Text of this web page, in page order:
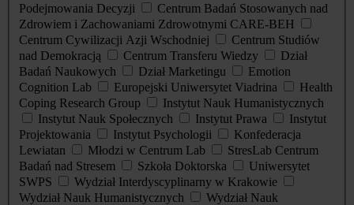
Podejmowania Decyzji
Centrum Badań Stosowanych nad
Zdrowiem i Zachowaniami Zdrowotnymi CARE-BEH
Centrum Cywilizacji Azji Wschodniej
Centrum Studiów
nad Demokracją
Centrum Transferu Wiedzy
Dział
Badań Naukowych
Dział Marketingu
Emotion
Cognition Lab
Europejski Uniwersytet Viadrina
Health
Coping Research Group
Instytut Nauk Humanistycznych
Instytut Nauk Społecznych
Instytut Prawa
Instytut
Projektowania
Instytut Psychologii
Konfederacja
Lewiatan
Młodzi w Centrum Lab
StresLab Centrum
Badań nad Stresem
Szkoła Doktorska
Uniwersytet
SWPS
Wydział Interdyscyplinarny w Krakowie
Wydział Nauk Humanistycznych
Wydział Nauk